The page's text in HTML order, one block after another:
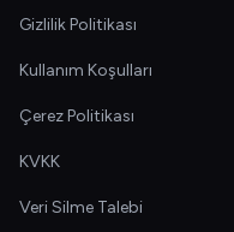
Gizlilik Politikası
Kullanım Koşulları
Çerez Politikası
KVKK
Veri Silme Talebi